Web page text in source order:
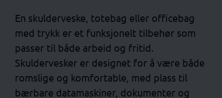
En skulderveske, totebag eller officebag
med trykk er et funksjonelt tilbehør som
passer til både arbeid og fritid.
Skuldervesker er designet for å være både
romslige og komfortable, med plass til
bærbare datamaskiner, dokumenter og